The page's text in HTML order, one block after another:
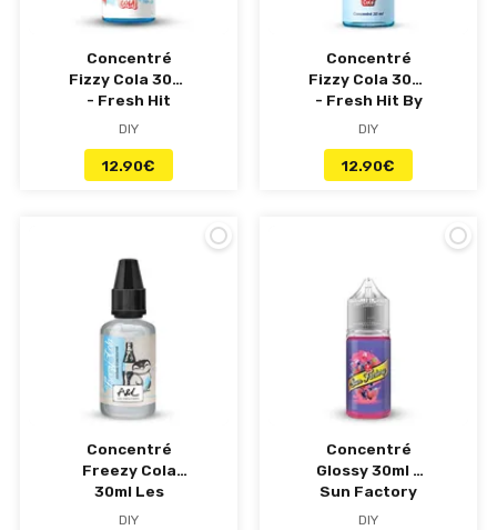
Concentré
Fizzy Cola 30ml
- Fresh Hit
DIY
12.90€
Concentré
Fizzy Cola 30ml
- Fresh Hit By
Ecigplanete
DIY
12.90€
Concentré
Freezy Cola
30ml Les
Créations -
DIY
Concentré
Glossy 30ml -
Sun Factory
DIY